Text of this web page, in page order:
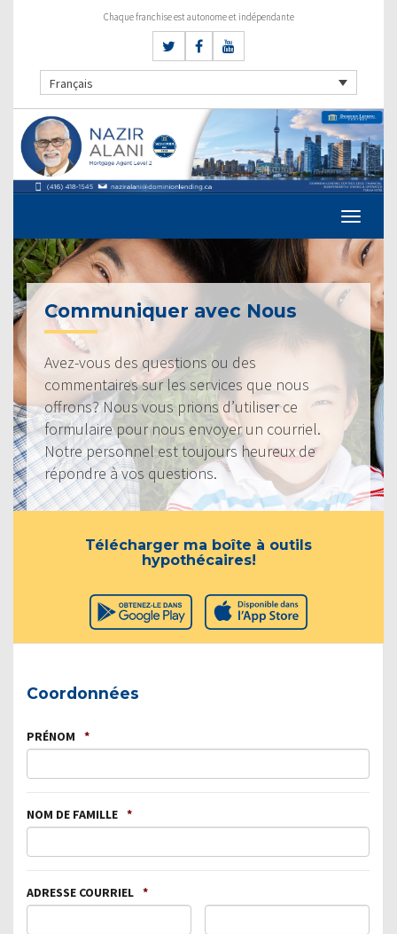
Chaque franchise est autonome et indépendante
Français
Communiquer avec Nous
Avez-vous des questions ou des
commentaires sur les services que nous
offrons? Nous vous prions d’utiliser ce
formulaire pour nous envoyer un courriel.
Notre personnel est toujours heureux de
répondre à vos questions.
Télécharger ma boîte à outils
hypothécaires!
Coordonnées
PRÉNOM *
NOM DE FAMILLE *
ADRESSE COURRIEL *